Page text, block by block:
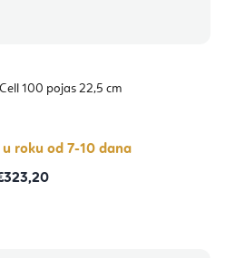
100 pojas 22,5 cm
roku od 7-10 dana